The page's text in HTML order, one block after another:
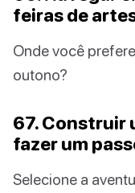
feiras de
Onde você
outono?
67. Construir
fazer um
Selecione a